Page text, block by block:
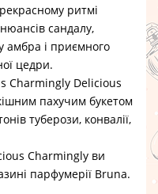
ритмі
сандалу,
амбра і приємного
цедри.
Charmingly Delicious
пахучим букетом
туберози, конвалії,
Charmingly ви
парфумерії Bruna.